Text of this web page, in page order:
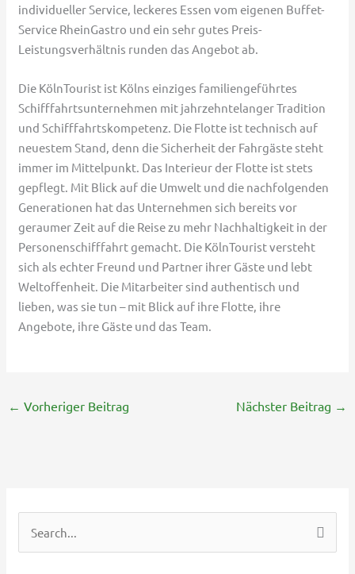
individueller Service, leckeres Essen vom eigenen Buffet-
Service RheinGastro und ein sehr gutes Preis-
Leistungsverhältnis runden das Angebot ab.
Die KölnTourist ist Kölns einziges familiengeführtes
Schifffahrtsunternehmen mit jahrzehntelanger Tradition
und Schifffahrtskompetenz. Die Flotte ist technisch auf
neuestem Stand, denn die Sicherheit der Fahrgäste steht
immer im Mittelpunkt. Das Interieur der Flotte ist stets
gepflegt. Mit Blick auf die Umwelt und die nachfolgenden
Generationen hat das Unternehmen sich bereits vor
geraumer Zeit auf die Reise zu mehr Nachhaltigkeit in der
Personenschifffahrt gemacht. Die KölnTourist versteht
sich als echter Freund und Partner ihrer Gäste und lebt
Weltoffenheit. Die Mitarbeiter sind authentisch und
lieben, was sie tun – mit Blick auf ihre Flotte, ihre
Angebote, ihre Gäste und das Team.
← Vorheriger Beitrag Nächster Beitrag →